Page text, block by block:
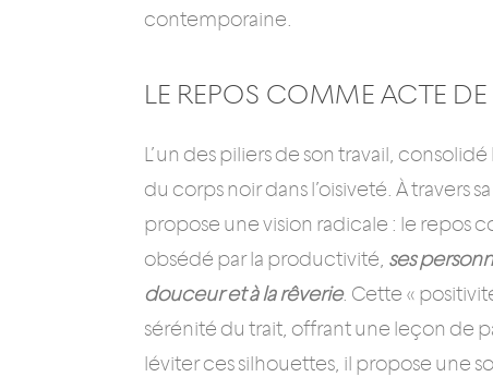
contemporaine.
LE REPOS COMME ACTE DE
L’un des piliers de son travail,
du corps noir dans l’oisiveté. À travers
propose une vision radicale : le repos
obsédé par la productivité, ses
douceur et à la rêverie. Cette «
sérénité du trait, offrant une leçon de
léviter ces silhouettes, il propose une